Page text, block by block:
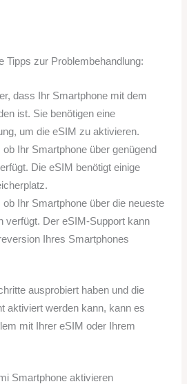
Tipps zur Problembehandlung:
dass Ihr Smartphone mit dem
ist. Sie benötigen eine
um die eSIM zu aktivieren.
ob Ihr Smartphone über genügend
Die eSIM benötigt einige
ob Ihr Smartphone über die neueste
verfügt. Der eSIM-Support kann
Ihres Smartphones
ausprobiert haben und die
aktiviert werden kann, kann es
mit Ihrer eSIM oder Ihrem
Smartphone aktivieren